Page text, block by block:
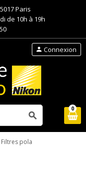
Paris
de 10h à 19h
search
person Connexion
0
Filtres pola